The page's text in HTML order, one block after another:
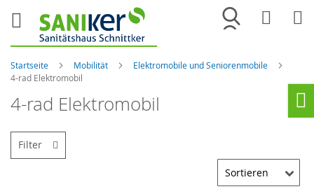
Merkliste
Startseite Mobilität
Elektromobile und Seniorenmobile
4-rad Elektromobil
4-rad Elektromobil
Filter